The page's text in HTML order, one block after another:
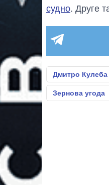
судно. Друге
Дмитро Кулеба
Зернова угода